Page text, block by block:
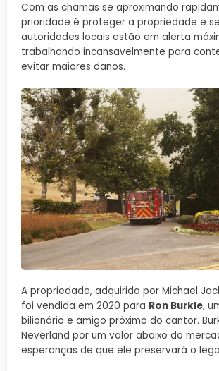
Com as chamas se aproximando
prioridade é proteger a propriedade e
autoridades locais estão em alerta
trabalhando incansavelmente para
evitar maiores danos.
A propriedade, adquirida por Michael
foi vendida em 2020 para Ron Burkle,
bilionário e amigo próximo do cantor.
Neverland por um valor abaixo do
esperanças de que ele preservará o